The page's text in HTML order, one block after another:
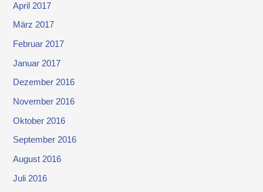
April 2017
März 2017
Februar 2017
Januar 2017
Dezember 2016
November 2016
Oktober 2016
September 2016
August 2016
Juli 2016